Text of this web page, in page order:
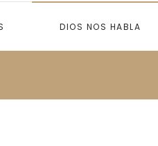
DIOS NOS HABLA